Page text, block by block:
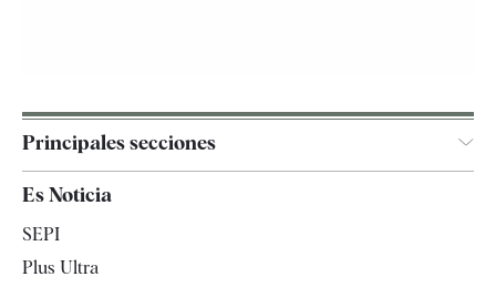
Principales secciones
Es Noticia
SEPI
Plus Ultra